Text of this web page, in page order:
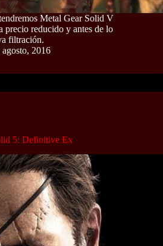
Metal Gear Solid V
precio reducido y antes de lo
filtración.
agosto, 2016
5: Definitive Ex